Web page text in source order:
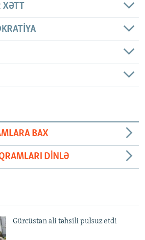
XƏTT
BAX
DINLƏ
Gürcüstan ali təhsili pulsuz etdi